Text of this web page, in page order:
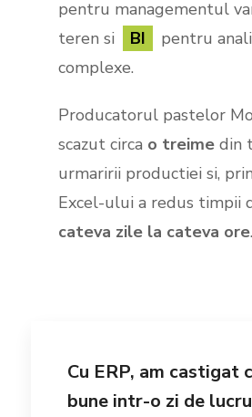
pentru managementul
teren si
BI
pentru
complexe.
Producatorul pastelor
scazut circa o treimedin
urmaririi productiei si,
Excel-ului a redus timpii
cateva zile la cateva ore.
Cu ERP, am castigat
bune intr-o zi de